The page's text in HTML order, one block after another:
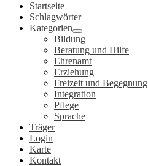
Startseite
Schlagwörter
Kategorien
Bildung
Beratung und Hilfe
Ehrenamt
Erziehung
Freizeit und Begegnung
Integration
Pflege
Sprache
Träger
Login
Karte
Kontakt